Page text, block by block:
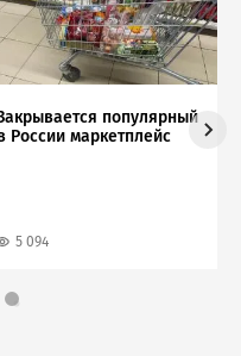
популярный
России маркетплейс
5 094